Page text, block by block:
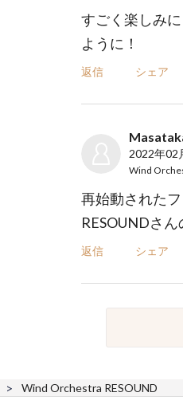
すごく楽しみ
ように！
返信 シェア
2022年02
Wind
再始動された
RESOUNDさ
返信 シェア
Wind Orchestra RESOUND